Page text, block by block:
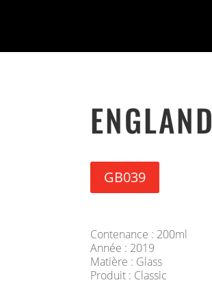
ENGLAND
GB039
Contenance : 200ml
Année : 2019
Matière : Glass
Produit : Classic